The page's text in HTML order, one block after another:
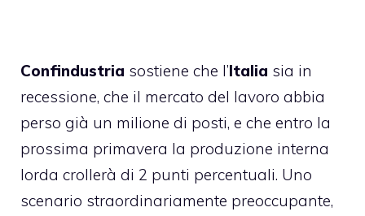
Confindustria sostiene che l’Italia sia in
recessione, che il mercato del lavoro abbia
perso già un milione di posti, e che entro la
prossima primavera la produzione interna
lorda crollerà di 2 punti percentuali. Uno
scenario straordinariamente preoccupante,